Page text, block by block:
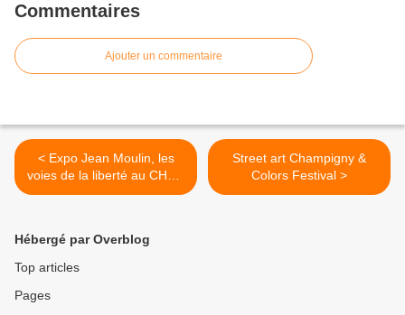
Commentaires
Ajouter un commentaire
< Expo Jean Moulin, les
voies de la liberté au CHRD
Lyon
Street art Champigny &
Colors Festival >
Hébergé par Overblog
Top articles
Pages